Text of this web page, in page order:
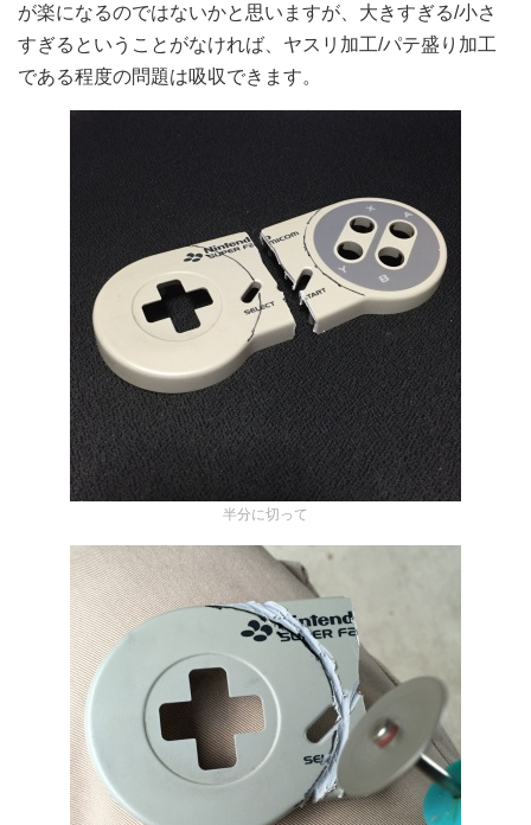
が楽になるのではないかと思いますが、大きすぎる/小さ
すぎるということがなければ、ヤスリ加工/パテ盛り加工
である程度の問題は吸収できます。
半分に切って